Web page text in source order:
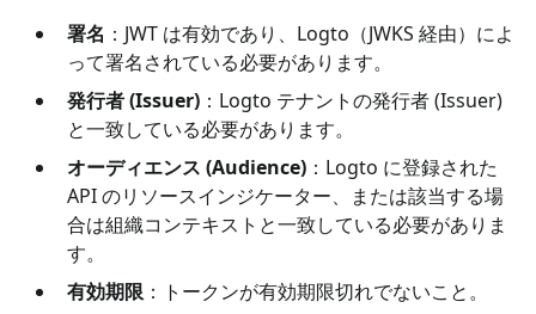
署名 ：JWT は有効であり、Logto（JWKS 経由）によ
って署名されている必要があります。
発行者 (Issuer) ：Logto テナントの発行者 (Issuer)
と一致している必要があります。
オーディエンス (Audience) ：Logto に登録された
API のリソースインジケーター、または該当する場
合は組織コンテキストと一致している必要がありま
す。
有効期限 ：トークンが有効期限切れでないこと。